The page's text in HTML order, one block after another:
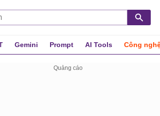
Gemini Prompt AI Tools Công